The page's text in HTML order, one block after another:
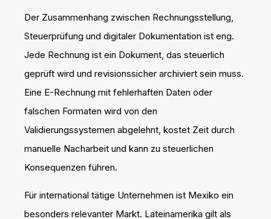
Der Zusammenhang zwischen Rechnungsstellung,
Steuerprüfung und digitaler Dokumentation ist eng.
Jede Rechnung ist ein Dokument, das steuerlich
geprüft wird und revisionssicher archiviert sein muss.
Eine E-Rechnung mit fehlerhaften Daten oder
falschen Formaten wird von den
Validierungssystemen abgelehnt, kostet Zeit durch
manuelle Nacharbeit und kann zu steuerlichen
Konsequenzen führen.
Für international tätige Unternehmen ist Mexiko ein
besonders relevanter Markt. Lateinamerika gilt als